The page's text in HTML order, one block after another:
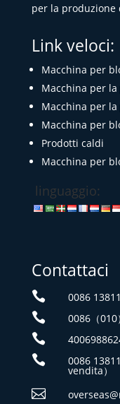
per la produzione
Link veloci:
Macchina per
Macchina per
Macchina per
Macchina per
Prodotti caldi
Macchina per
linguaggio:
Contattaci
 0086
 0086（

 0086
vendita）
